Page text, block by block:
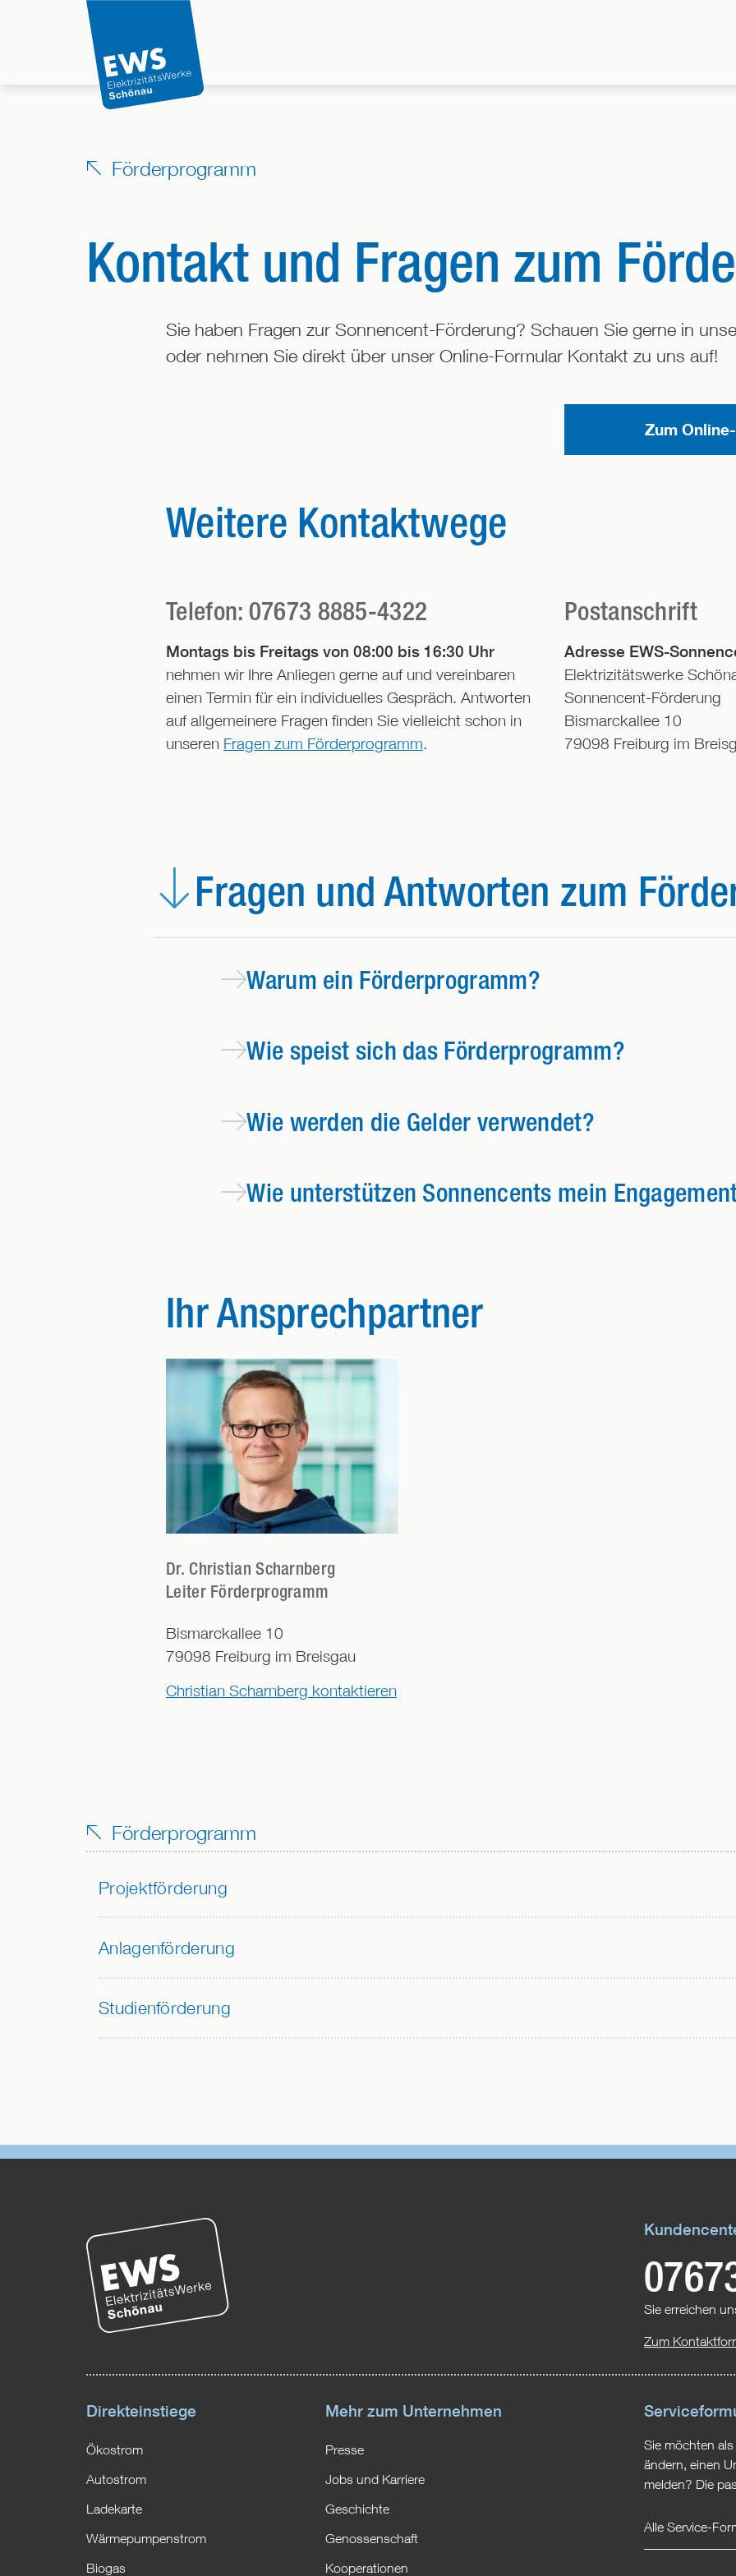
Förderprogramm
Kontakt und Fragen zum
Sie haben Fragen zur Sonnencent-Förderung? Schauen Sie gerne in
oder nehmen Sie direkt über unser Online-Formular Kontakt zu uns auf!
Zum
Weitere Kontaktwege
Telefon: 07673 8885-4322
Montags bis Freitags von 08:00 bis 16:30 Uhr
nehmen wir Ihre Anliegen gerne auf und vereinbaren
einen Termin für ein individuelles Gespräch. Antworten
auf allgemeinere Fragen finden Sie vielleicht schon in
unseren Fragen zum Förderprogramm.
Postanschrift
Adresse EWS-
Elektrizitätswerke
Sonnencent-Förderung
Bismarckallee 10
79098 Freiburg im
Fragen und Antworten zum
Warum ein Förderprogramm?
Wie speist sich das Förderprogramm?
Wie werden die Gelder verwendet?
Wie unterstützen Sonnencents mein
Ihr Ansprechpartner
Dr. Christian Scharnberg
Leiter Förderprogramm
Bismarckallee 10
79098 Freiburg im Breisgau
Christian Scharnberg kontaktieren
Förderprogramm
Projektförderung
Anlagenförderung
Studienförderung
Sie erreichen
Zum
Sie möchten
ändern, einen
melden? Die
Alle Service-
Direkteinstiege
Ökostrom
Autostrom
Ladekarte
Wärmepumpenstrom
Biogas
Mehr zum Unternehmen
Presse
Jobs und Karriere
Geschichte
Genossenschaft
Kooperationen